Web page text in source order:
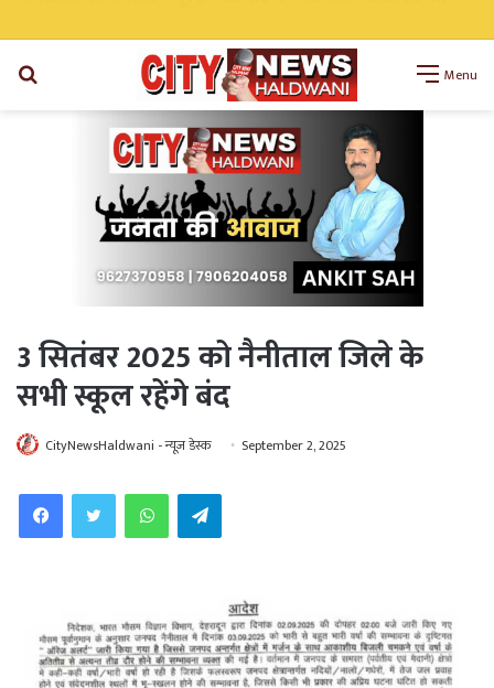
Menu
3 सितंबर 2025 को नैनीताल जिले के
सभी स्कूल रहेंगे बंद
CityNewsHaldwani - न्यूज़ डेस्क September 2, 2025
WhatsAppTelegram